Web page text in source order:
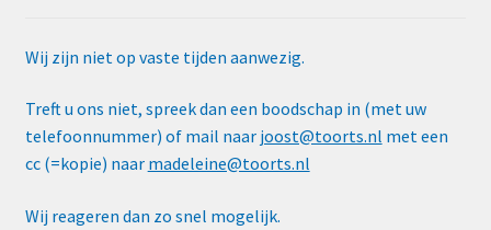
Wij zijn niet op vaste tijden aanwezig.
Treft u ons niet, spreek dan een boodschap in (met uw
telefoonnummer) of mail naar joost@toorts.nl met een
cc (=kopie) naar madeleine@toorts.nl
Wij reageren dan zo snel mogelijk.